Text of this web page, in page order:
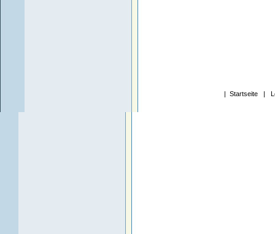
| Startseite |